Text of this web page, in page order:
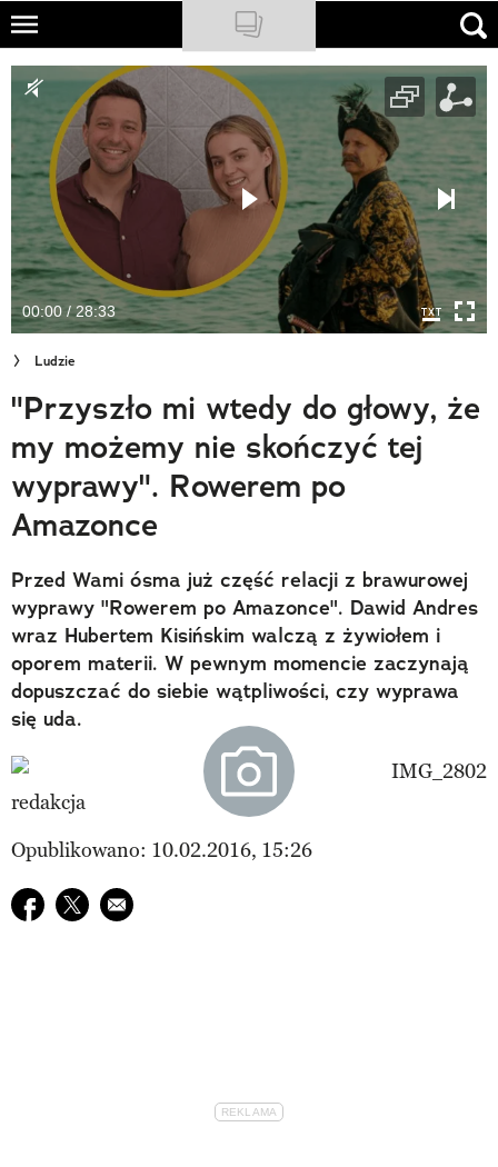
Skip
main
content
NATIONAL GEOGRAPHIC
TRAVELER
PODCASTY
Sklep
Newsletter
Cuda Polski
Wielki Konkurs Fotograficzny
Trendbook Podróżniczy
Polecane
00:00 / 28:33
Ludzie
"Przyszło mi wtedy do głowy, że
my możemy nie skończyć tej
wyprawy". Rowerem po
Amazonce
Przed Wami ósma już część relacji z brawurowej
wyprawy "Rowerem po Amazonce". Dawid Andres
wraz Hubertem Kisińskim walczą z żywiołem i
oporem materii. W pewnym momencie zaczynają
dopuszczać do siebie wątpliwości, czy wyprawa
się uda.
redakcja
Opublikowano: 10.02.2016, 15:26
Udostępnij na facebook
Udostępnij na twitter
E-mail do przyjaciela